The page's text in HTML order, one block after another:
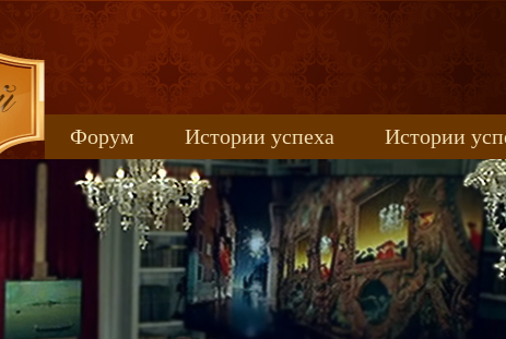
Форум Истории успеха
Истории
Книжные новинки
uspeh_2017